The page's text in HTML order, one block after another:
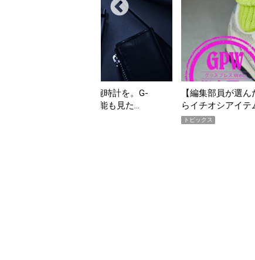
【編集部員が選んだ「指名買い」】2026年7月掲載記事か
らイチオシアイテムをピックアップ！